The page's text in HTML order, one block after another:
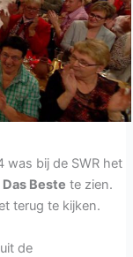
was bij de SWR het
Beste te zien.
terug te kijken.
de